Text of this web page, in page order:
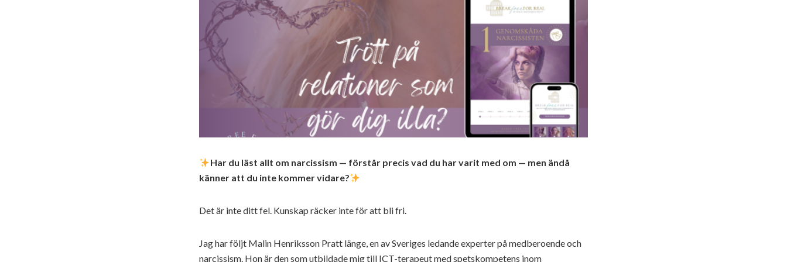
Har du läst allt om narcissism — förstår precis vad du har varit med om — men ändå
känner att du inte kommer vidare?
Det är inte ditt fel. Kunskap räcker inte för att bli fri.
Jag har följt Malin Henriksson Pratt länge, en av Sveriges ledande experter på medberoende och
narcissism. Hon är den som utbildade mig till ICT-terapeut med spetskompetens inom